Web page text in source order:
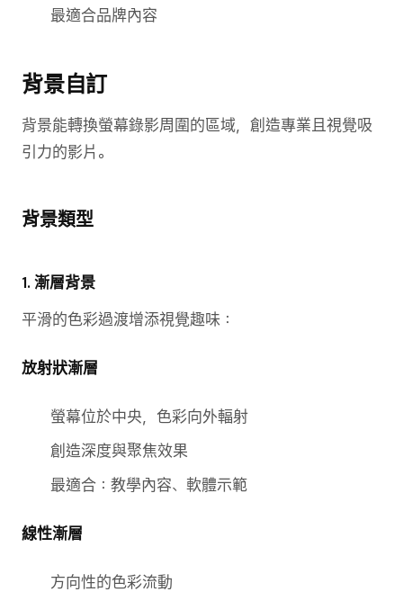
最適合品牌內容
背景自訂
背景能轉換螢幕錄影周圍的區域，創造專業且視覺吸
引力的影片。
背景類型
1. 漸層背景
平滑的色彩過渡增添視覺趣味：
放射狀漸層
螢幕位於中央，色彩向外輻射
創造深度與聚焦效果
最適合：教學內容、軟體示範
線性漸層
方向性的色彩流動